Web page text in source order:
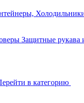
Защитные рукава
в категорию